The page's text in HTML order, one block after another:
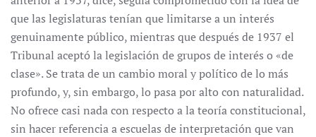
que las legislaturas tenían que limitarse a un interés
genuinamente público, mientras que después de 1937 el
Tribunal aceptó la legislación de grupos de interés o «de
clase». Se trata de un cambio moral y político de lo más
profundo, y, sin embargo, lo pasa por alto con naturalidad.
No ofrece casi nada con respecto a la teoría constitucional,
sin hacer referencia a escuelas de interpretación que van